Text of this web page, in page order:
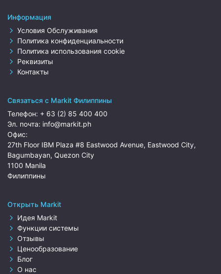
Информация
Условия Обслуживания
Политика конфиденциальности
Политика использования cookie
Реквизиты
Контакты
Связаться с Markit Филиппины
Телефон: + 63 (2) 85 400 400
Эл. почта: info@markit.ph
Офис:
27th Floor IBM Plaza #8 Eastwood Avenue, Eastwood City,
Bagumbayan, Quezon City
1100 Manila
Филиппины
Открыть Markit
Идея Markit
Функции системы
Отзывы
Ценообразование
Блог
О нас